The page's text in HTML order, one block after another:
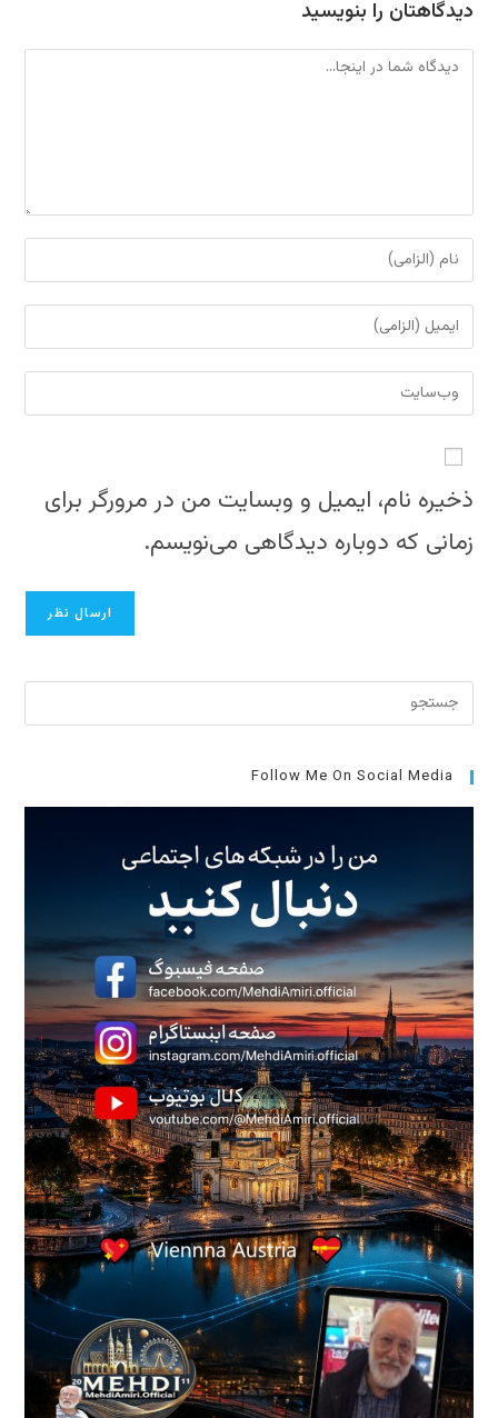
دیدگاهتان را بنویسید
دیدگاه
برای
نظر
دادن،
نام
نام
کاربری
خود
وارد
کنید
برای
نظر
دادن،
ایمیل‌تان
وارد
وب
خود
را
کنید
ذخیره نام، ایمیل و وبسایت من در مرورگر برای
زمانی که دوباره دیدگاهی می‌نویسم.
کلید
Follow Me On Social Media